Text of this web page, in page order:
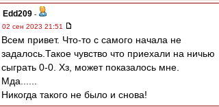
Edd209 -
02 сен 2023 21:51
Всем привет. Что-то с самого начала не
задалось.Такое чувство что приехали на ничью
сыграть 0-0. Хз, может показалось мне.
Мда......
Никогда такого не было и снова!